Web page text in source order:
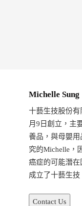
Michelle Sung
十藝生技股份有
月9日創立，主
養品，與母嬰
究的Michelle，
癌症的可能潛
成立了十藝生技
Contact Us